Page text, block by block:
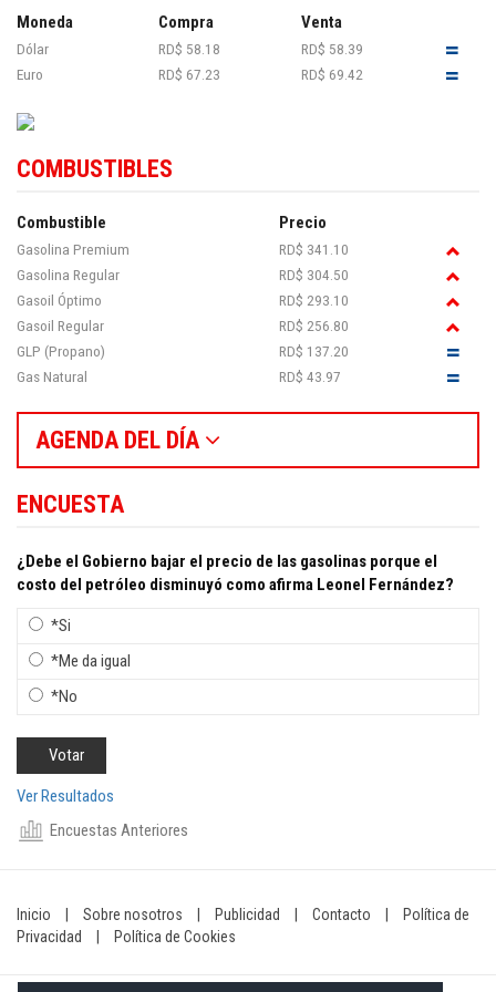
Moneda Compra Venta
Dólar RD$ 58.18
RD$ 58.39
Euro
RD$ 67.23 RD$ 69.42
COMBUSTIBLES
Combustible Precio
Gasolina Premium
RD$ 341.10
Gasolina Regular
RD$ 304.50
Gasoil Óptimo
RD$ 293.10
Gasoil Regular
RD$ 256.80
GLP (Propano)
RD$ 137.20
Gas Natural
RD$ 43.97
AGENDA DEL DÍA
ENCUESTA
¿Debe el Gobierno bajar el precio de las gasolinas porque el
costo del petróleo disminuyó como afirma Leonel Fernández?
*Si
*Me da igual
*No
Ver Resultados
Encuestas Anteriores
Inicio Sobre nosotros Publicidad Contacto
Política de
Privacidad
Política de Cookies